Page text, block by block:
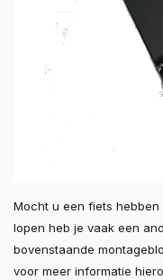
Mocht u een fiets
lopen heb je vaak een
bovenstaande
voor meer informatie